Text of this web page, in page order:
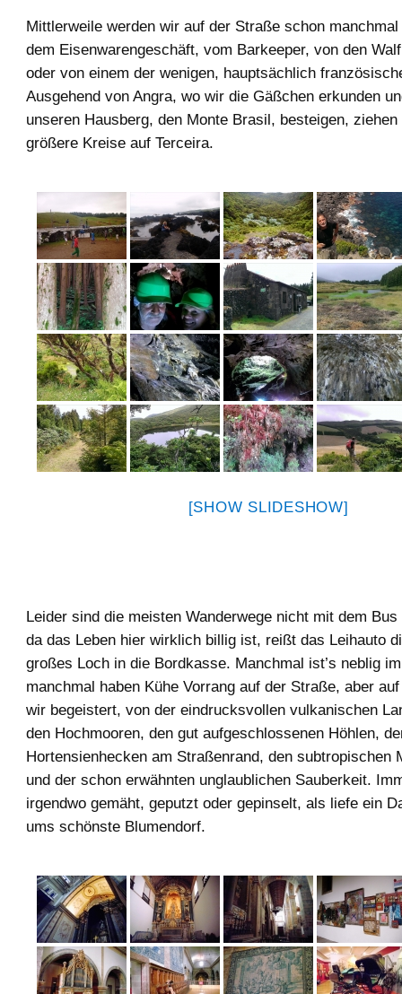
Mittlerweile werden wir auf der Straße schon
dem Eisenwarengeschäft, vom Barkeeper, von den
oder von einem der wenigen, hauptsächlich
Ausgehend von Angra, wo wir die Gäßchen erkunden
unseren Hausberg, den Monte Brasil, besteigen,
größere Kreise auf Terceira.
[SHOW SLIDESHOW]
Leider sind die meisten Wanderwege nicht mit dem
da das Leben hier wirklich billig ist, reißt das Leihauto
großes Loch in die Bordkasse. Manchmal ist’s neblig
manchmal haben Kühe Vorrang auf der Straße, aber
wir begeistert, von der eindrucksvollen vulkanischen
den Hochmooren, den gut aufgeschlossenen Höhlen,
Hortensienhecken am Straßenrand, den subtropischen
und der schon erwähnten unglaublichen Sauberkeit.
irgendwo gemäht, geputzt oder gepinselt, als liefe ein
ums schönste Blumendorf.